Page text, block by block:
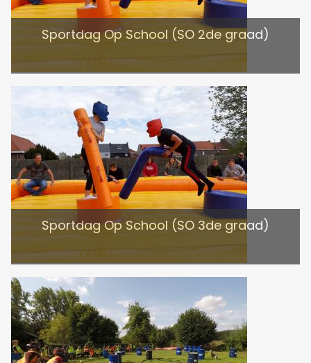
Sportdag Op School (SO 2de graad)
Sportdag Op School (SO 3de graad)